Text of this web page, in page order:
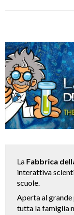
La Fabbrica
interattiva
scuole.
Aperta al grande
tutta la famiglia